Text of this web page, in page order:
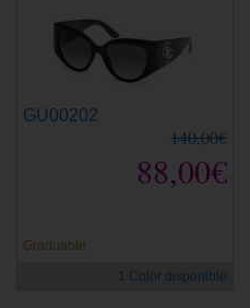
GU00202
140,00€
88,00€
Graduable
1 Color disponible